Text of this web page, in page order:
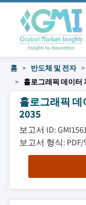
홈 반도체 및 전자
홀로그래픽 데이터
홀로그래픽 데
2035
보고서 ID:
보고서 형식: